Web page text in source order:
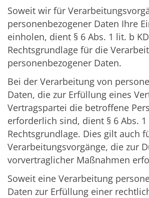
Soweit wir für
personenbezogener Daten Ihre
einholen, dient § 6 Abs. 1 lit. b
Rechtsgrundlage für die
personenbezogener Daten.
Bei der Verarbeitung von
Daten, die zur Erfüllung eines
Vertragspartei die betroffene
erforderlich sind, dient § 6 Abs. 1
Rechtsgrundlage. Dies gilt auch
Verarbeitungsvorgänge, die zur
vorvertraglicher Maßnahmen
Soweit eine Verarbeitung
Daten zur Erfüllung einer